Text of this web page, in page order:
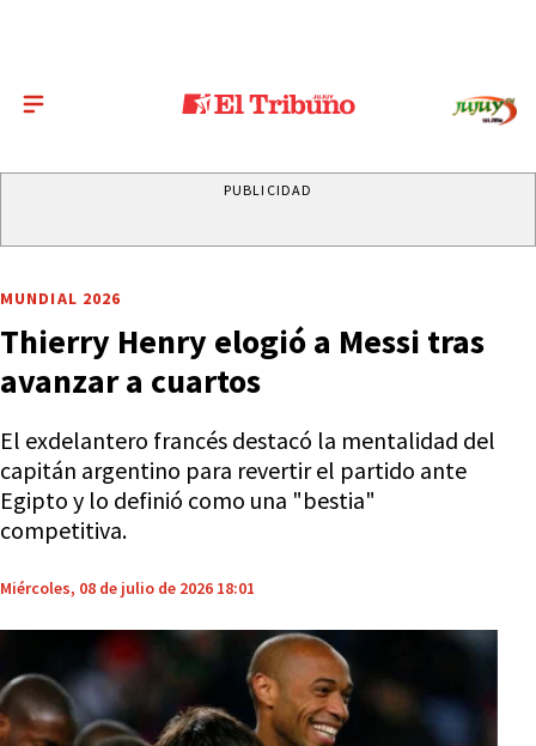
PUBLICIDAD
MUNDIAL 2026
Thierry Henry elogió a Messi tras
avanzar a cuartos
El exdelantero francés destacó la mentalidad del
capitán argentino para revertir el partido ante
Egipto y lo definió como una "bestia"
competitiva.
Miércoles, 08 de julio de 2026 18:01